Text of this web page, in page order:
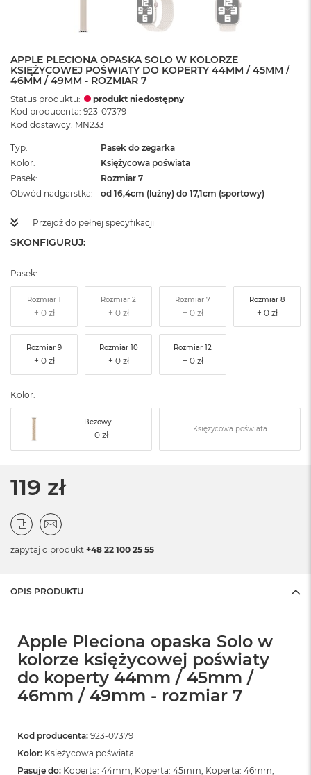
APPLE PLECIONA OPASKA SOLO W KOLORZE
KSIĘŻYCOWEJ POŚWIATY DO KOPERTY 44MM / 45MM /
46MM / 49MM - ROZMIAR 7
Status produktu:
produkt niedostępny
Kod producenta: 923-07379
Kod dostawcy: MN233
Typ
Pasek do zegarka
Kolor
Księżycowa poświata
Pasek
Rozmiar 7
Obwód nadgarstka
od 16,4cm (luźny) do 17,1cm (sportowy)
Przejdź do pełnej specyfikacji
SKONFIGURUJ:
Pasek:
Rozmiar 1 Rozmiar 2 Rozmiar 7 Rozmiar 8
Rozmiar 9 Rozmiar 10 Rozmiar 12
Kolor:
Beżowy
Księżycowa poświata
119 zł
zapytaj o produkt +48 22 100 25 55
OPIS PRODUKTU
Apple Pleciona opaska Solo w
kolorze księżycowej poświaty
do koperty 44mm / 45mm /
46mm / 49mm - rozmiar 7
Kod producenta: 923-07379
Kolor: Księżycowa poświata
Pasuje do: Koperta: 44mm, Koperta: 45mm, Koperta: 46mm,